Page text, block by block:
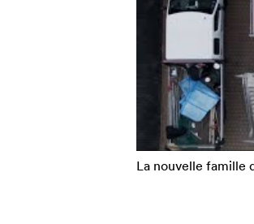
La nouvelle famille